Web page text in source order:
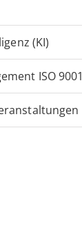
(KI)
ISO 9001